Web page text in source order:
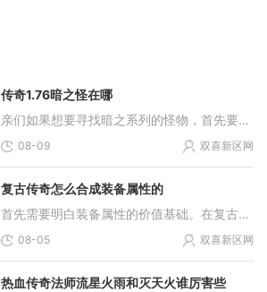
传奇1.76暗之怪在哪
亲们如果想要寻找暗之系列的怪物，首先要了解六大暗之怪的刷新地点。暗之双头血魔出现在困惑殿堂，坐标是55，94；暗之骷髅精灵在地狱烈焰，坐标428，474；暗之双头金刚在深渊魔域
08-09 双喜新区网
复古传奇怎么合成装备属性的
首先需要明白装备属性的价值基础。在复古版本中，装备属性普遍偏低是设计特色，这让每一件带有极品的装备都显得格外珍贵。通过装备合成，小伙伴们可以将基础属性逐步提升，甚
08-05 双喜新区网
热血传奇法师流星火雨和灭天火谁厉害些